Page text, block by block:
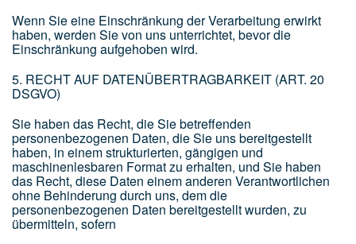
Wenn Sie eine Einschränkung der Verarbeitung erwirkt
haben, werden Sie von uns unterrichtet, bevor die
Einschränkung aufgehoben wird.
5. RECHT AUF DATENÜBERTRAGBARKEIT (ART. 20
DSGVO)
Sie haben das Recht, die Sie betreffenden
personenbezogenen Daten, die Sie uns bereitgestellt
haben, in einem strukturierten, gängigen und
maschinenlesbaren Format zu erhalten, und Sie haben
das Recht, diese Daten einem anderen Verantwortlichen
ohne Behinderung durch uns, dem die
personenbezogenen Daten bereitgestellt wurden, zu
übermitteln, sofern